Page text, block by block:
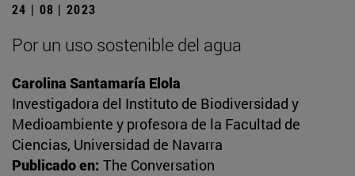
24 | 08 | 2023
Por un uso sostenible del agua
Carolina Santamaría Elola
Investigadora del Instituto de Biodiversidad y
Medioambiente y profesora de la Facultad de
Ciencias, Universidad de Navarra
Publicado en: The Conversation